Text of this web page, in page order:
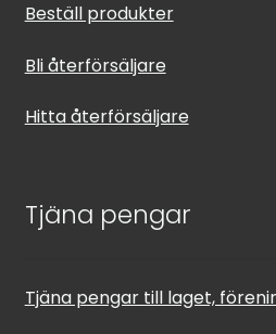
Beställ produkter
Bli återförsäljare
Hitta återförsäljare
Tjäna pengar
Tjäna pengar till laget,